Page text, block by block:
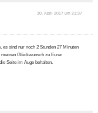
30. April 2017 um 21:37
es sind nur noch 2 Stunden 27 Minuten
Glückwunsch zu Eurer
Seite im Auge behalten.